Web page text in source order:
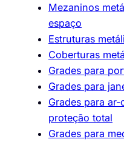
Mezaninos
espaço
Estruturas
Coberturas
Grades para
Grades para
Grades para
proteção total
Grades para